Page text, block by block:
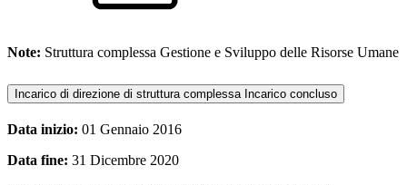
Note: Struttura complessa Gestione e Sviluppo delle Risorse Umane
Incarico di direzione di struttura complessa Incarico concluso
Data inizio: 01 Gennaio 2016
Data fine: 31 Dicembre 2020